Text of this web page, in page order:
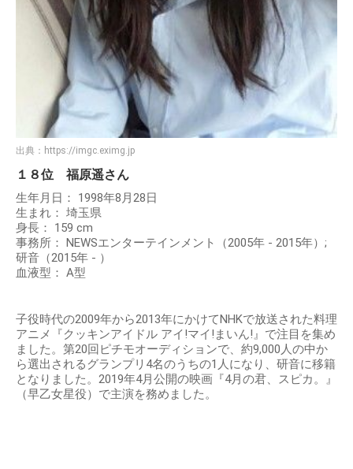
出典： https://imgc.eximg.jp
１８位 福原遥さん
生年月日： 1998年8月28日
生まれ： 埼玉県
身長： 159 cm
事務所： NEWSエンターテインメント（2005年 - 2015年）;
研音（2015年 - ）
血液型： A型
子役時代の2009年から2013年にかけてNHKで放送された料理
アニメ『クッキンアイドル アイ!マイ!まいん!』で注目を集め
ました。第20回ピチモオーディションで、約9,000人の中か
ら選出されるグランプリ4名のうちの1人になり、研音に移籍
となりました。2019年4月公開の映画『4月の君、スピカ。』
（早乙女星役）で主演を務めました。